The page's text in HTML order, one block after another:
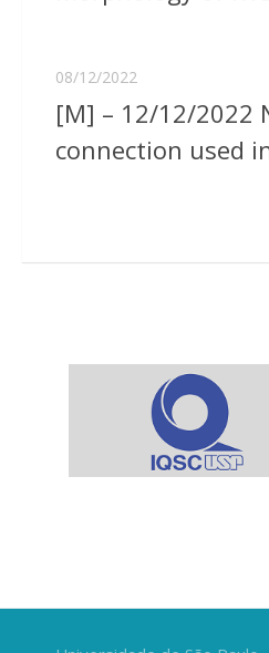
08/12/2022
[M] – 12/12/2022
connection used